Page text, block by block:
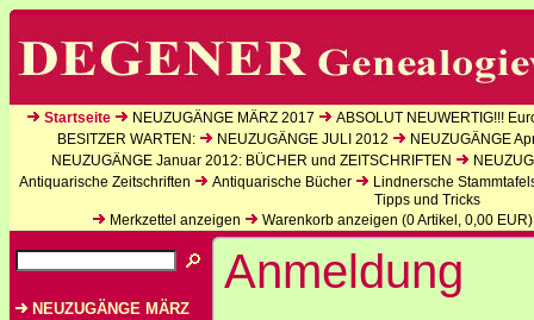
Startseite NEUZUGÄNGE MÄRZ 2017
ABSOLUT NEUWERTIG!!!
BESITZER WARTEN:
NEUZUGÄNGE JULI 2012
NEUZUGÄNGE
NEUZUGÄNGE Januar 2012: BÜCHER und ZEITSCHRIFTEN
Antiquarische Zeitschriften
Antiquarische Bücher
Lindnersche
Tipps und Tricks
Merkzettel anzeigen
Warenkorb anzeigen (0Artikel, 0,00 EUR)
NEUZUGÄNGE MÄRZ
Anmeldung